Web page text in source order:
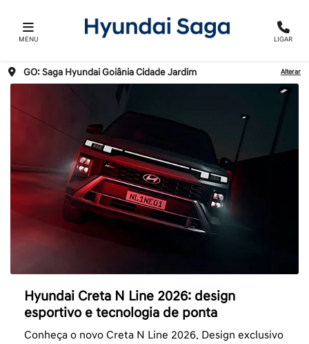
MENU LIGAR
GO: Saga Hyundai Goiânia Cidade Jardim Alterar
Hyundai Creta N Line 2026: design
esportivo e tecnologia de ponta
Conheça o novo Creta N Line 2026. Design exclusivo